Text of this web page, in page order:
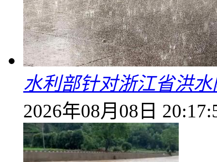
水利部针对浙江省洪
2026年08月08日